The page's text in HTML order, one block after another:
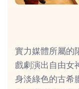
實力媒體所屬的
戲劇演出自由女
身淡綠色的古希